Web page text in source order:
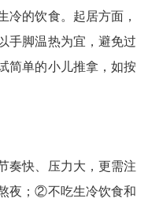
冷的饮食。起居方面，
手脚温热为宜，避免过
简单的小儿推拿，如按
快、压力大，更需注
夜；②不吃生冷饮食和